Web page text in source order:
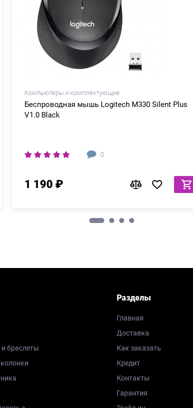
Компьютеры и комплектующие
Беспроводная мышь Logitech M330 Silent Plus
V1.0 Black
0
1 190 ₽
браслеты
Разделы
Главная
Доставка
Как заказать
Кредит
Контакты
Гарантия